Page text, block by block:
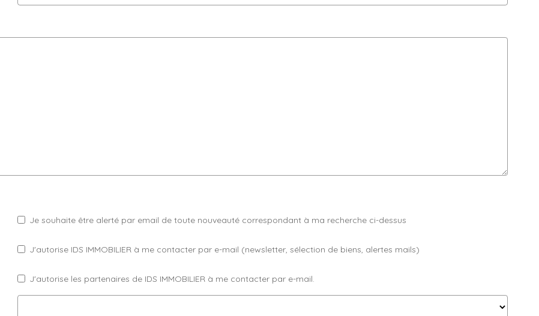
Je souhaite être alerté par email de toute nouveauté correspondant à ma recherche ci-dessus
J'autorise IDS IMMOBILIER à me contacter par e-mail (newsletter, sélection de biens, alertes mails)
J'autorise les partenaires de IDS IMMOBILIER à me contacter par e-mail.